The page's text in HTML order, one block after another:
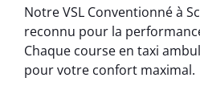
Notre VSL Conventionné à
reconnu pour la
Chaque course en taxi
pour votre confort maximal.